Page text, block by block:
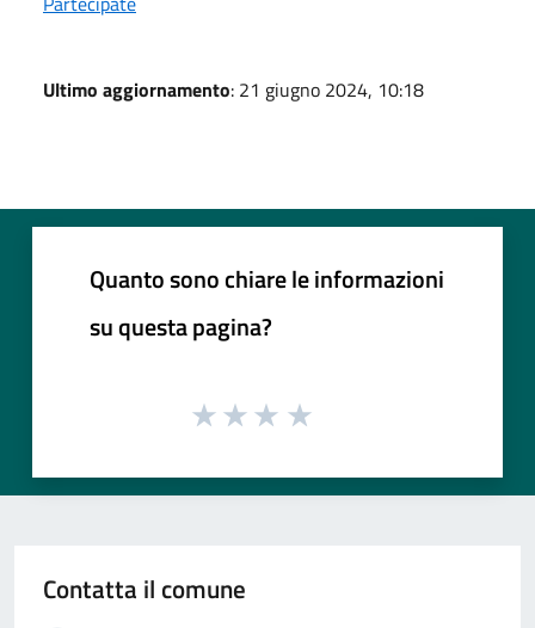
Ultimo aggiornamento: 21 giugno 2024, 10:18
Quanto sono chiare le informazioni
su questa pagina?
Contatta il comune